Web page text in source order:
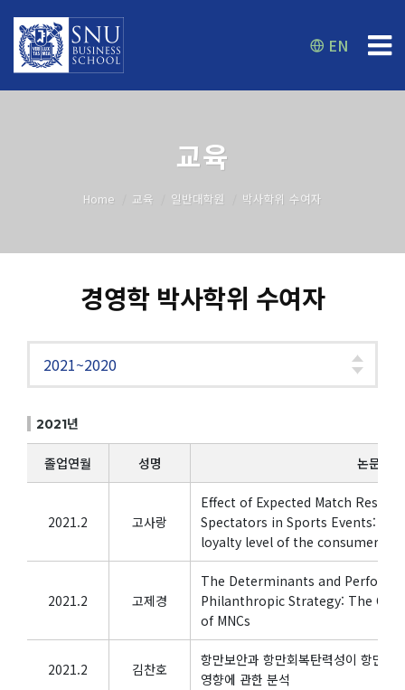
EN
교육
Home 교육 일반대학원 박사학위 수여자
경영학 박사학위 수여자
2021년
졸업연월 성명 논문제목
2021.2 고사랑
Effect of Expected Match Result
Spectators in Sports Events:
loyalty level of the consumer
2021.2 고제경
The Determinants and
Philanthropic Strategy: The
of MNCs
2021.2 김찬호
항만보안과 항만회복탄력성이 항만의
영향에 관한 분석